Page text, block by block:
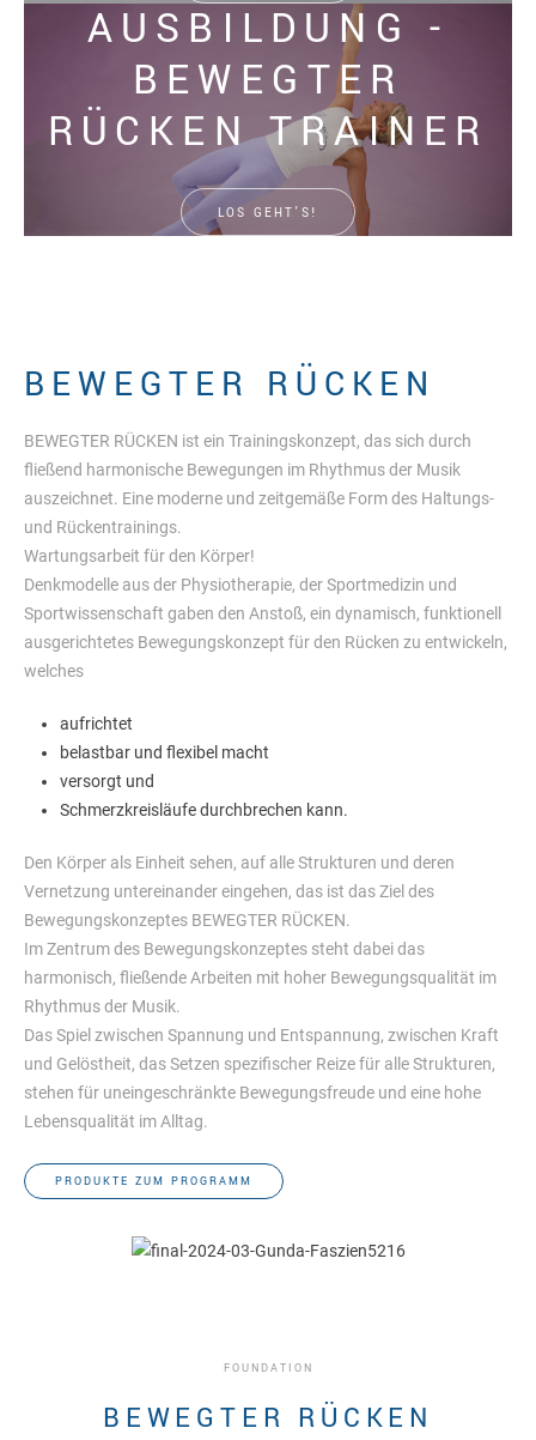
AUSBILDUNG -
BEWEGTER
RÜCKEN TRAINER
LOS GEHT’S!
BEWEGTER RÜCKEN
BEWEGTER RÜCKEN ist ein Trainingskonzept, das sich durch
fließend harmonische Bewegungen im Rhythmus der Musik
auszeichnet. Eine moderne und zeitgemäße Form des Haltungs-
und Rückentrainings.
Wartungsarbeit für den Körper!
Denkmodelle aus der Physiotherapie, der Sportmedizin und
Sportwissenschaft gaben den Anstoß, ein dynamisch, funktionell
ausgerichtetes Bewegungskonzept für den Rücken zu entwickeln,
welches
aufrichtet
belastbar und flexibel macht
versorgt und
Schmerzkreisläufe durchbrechen kann.
Den Körper als Einheit sehen, auf alle Strukturen und deren
Vernetzung untereinander eingehen, das ist das Ziel des
Bewegungskonzeptes BEWEGTER RÜCKEN.
Im Zentrum des Bewegungskonzeptes steht dabei das
harmonisch, fließende Arbeiten mit hoher Bewegungsqualität im
Rhythmus der Musik.
Das Spiel zwischen Spannung und Entspannung, zwischen Kraft
und Gelöstheit, das Setzen spezifischer Reize für alle Strukturen,
stehen für uneingeschränkte Bewegungsfreude und eine hohe
Lebensqualität im Alltag.
PRODUKTE ZUM PROGRAMM
FOUNDATION
BEWEGTER RÜCKEN